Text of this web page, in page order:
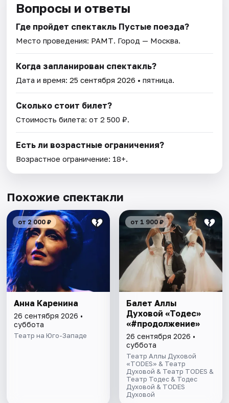
Вопросы и ответы
Где пройдет спектакль Пустые поезда?
Место проведения: РАМТ. Город — Москва.
Когда запланирован спектакль?
Дата и время:25 сентября 2026 • пятница.
Сколько стоит билет?
Стоимость билета: от 2 500 ₽.
Есть ли возрастные ограничения?
Возрастное ограничение: 18+.
Похожие спектакли
от 2 000 ₽
Анна Каренина
26 сентября 2026 •
суббота
Театр на Юго-Западе
от 1 900 ₽
Балет Аллы
Духовой «Тодес»
«#продолжение»
26 сентября 2026 •
суббота
Театр Аллы Духовой
«TODES» & Театр
Духовой & Театр TODES &
Театр Тодес & Тодес
Духовой & TODES
Духовой